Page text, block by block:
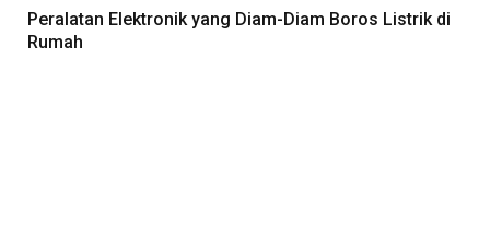
Peralatan Elektronik yang Diam-Diam Boros Listrik di
Rumah